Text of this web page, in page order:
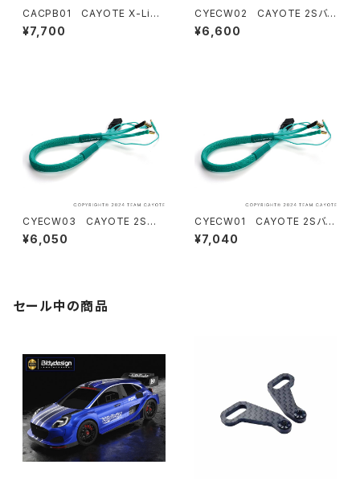
CACPB01 CAYOTE X-Link
プログラムボックス
¥7,700
CYECW02 CAYOTE 2Sバッ
テリー用充電ケーブル 5mmバ
レット-XT90コネクター 450
¥6,600
CYECW03 CAYOTE 2Sバッ
テリー用充電ケーブル 5mmバ
レット-XT60コネクター 450
¥6,050
CYECW01 CAYOTE 2Sバッ
テリー用充電ケーブル 5mmバ
レット-XT90コネクター 620
¥7,040
セール中の商品